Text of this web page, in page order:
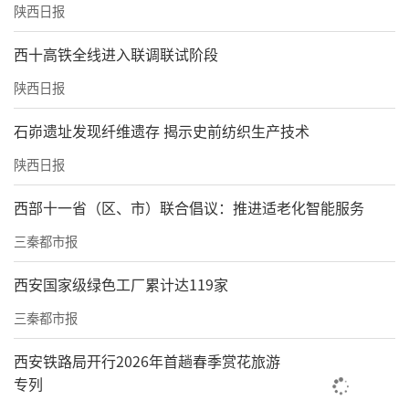
陕西日报
西十高铁全线进入联调联试阶段
陕西日报
石峁遗址发现纤维遗存 揭示史前纺织生产技术
陕西日报
西部十一省（区、市）联合倡议：推进适老化智能服务
三秦都市报
西安国家级绿色工厂累计达119家
三秦都市报
西安铁路局开行2026年首趟春季赏花旅游
专列